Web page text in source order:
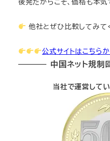
他社とぜひ比較してみて
公式サイトはこちら
中国ネット規
当社で運営してい